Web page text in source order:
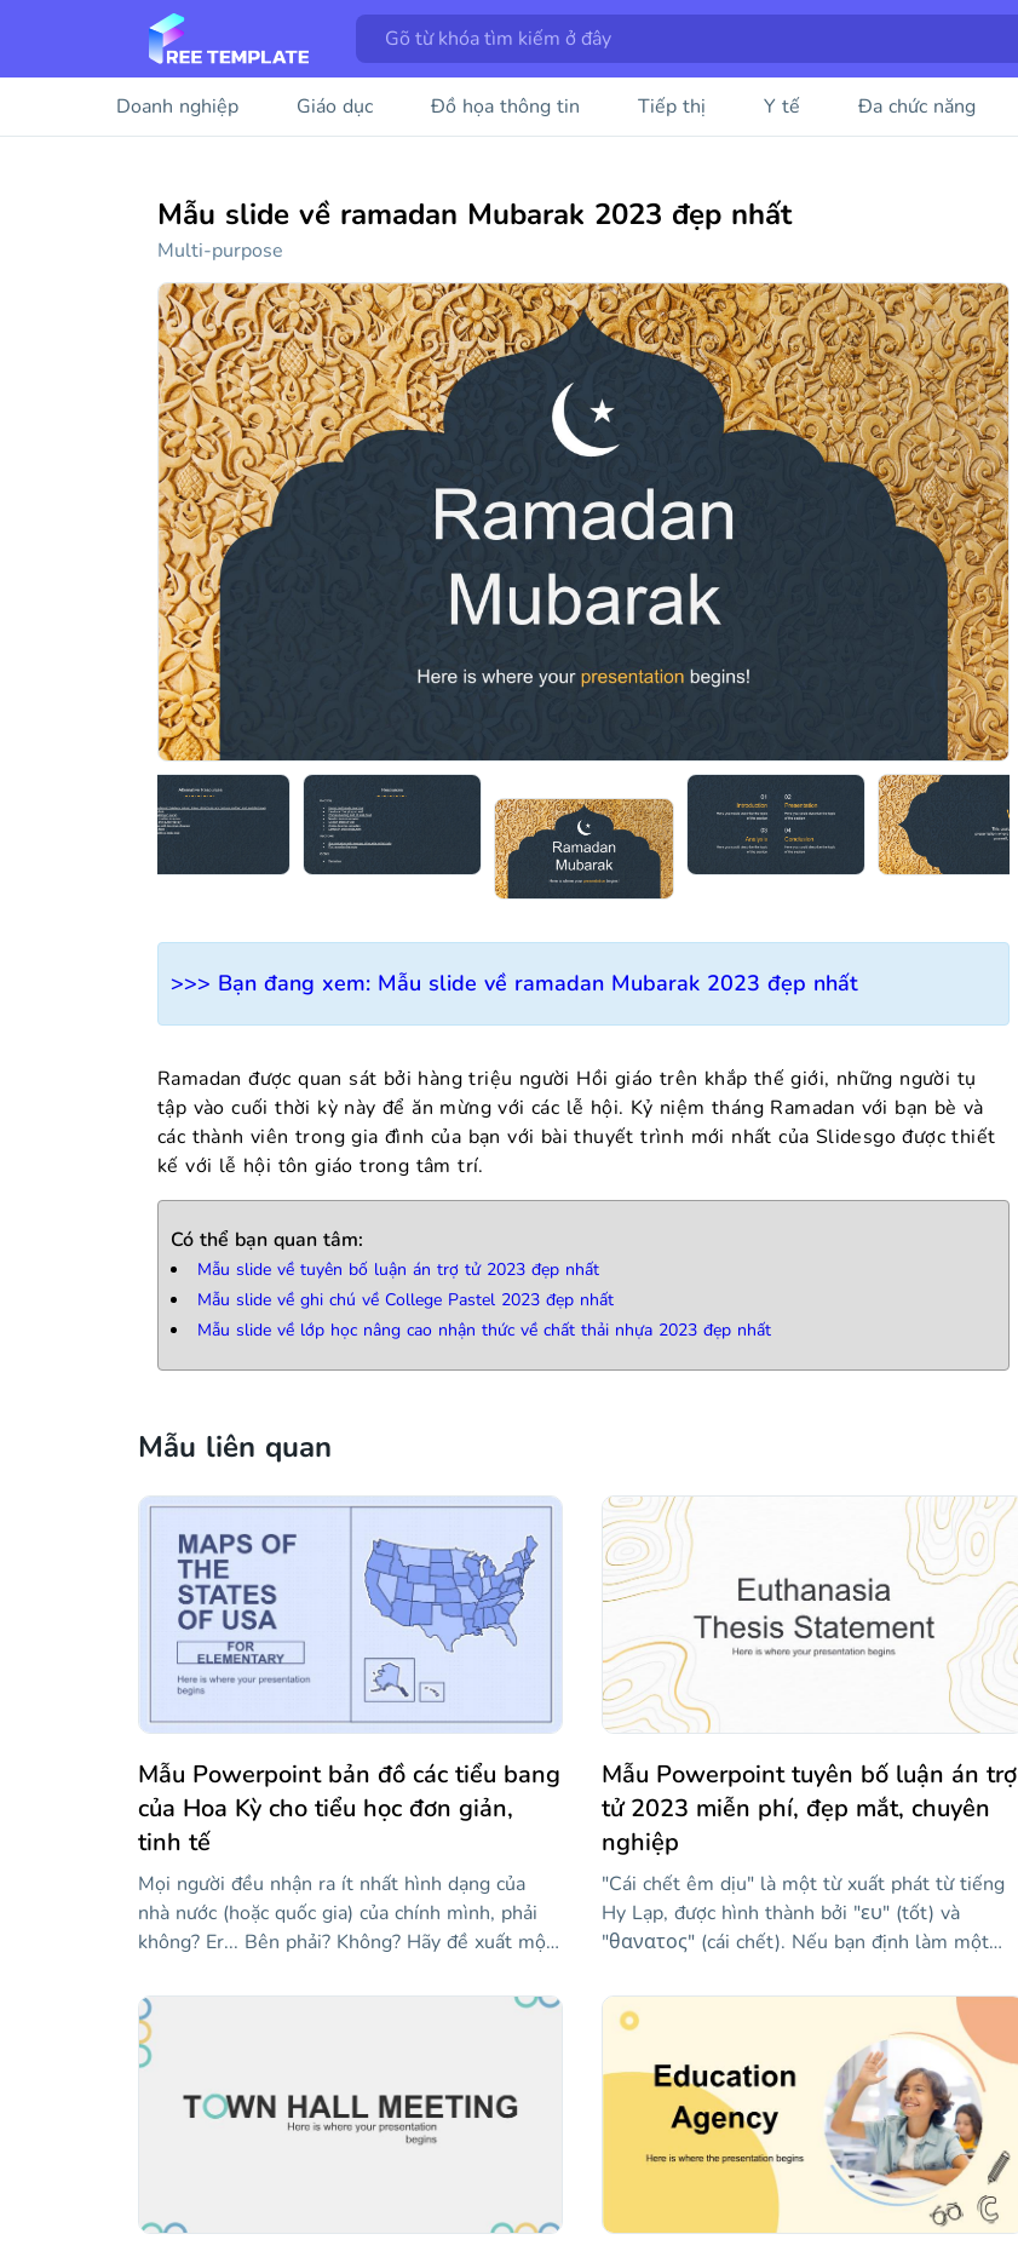
Doanh nghiệp Giáo dục Đồ họa thông tin Tiếp thị Y tế Đa chức năng
Mẫu slide về ramadan Mubarak 2023 đẹp nhất
Multi-purpose
>>> Bạn đang xem: Mẫu slide về ramadan Mubarak 2023 đẹp nhất
Ramadan được quan sát bởi hàng triệu người Hồi giáo trên khắp thế giới, những người tụ
tập vào cuối thời kỳ này để ăn mừng với các lễ hội. Kỷ niệm tháng Ramadan với bạn bè và
các thành viên trong gia đình của bạn với bài thuyết trình mới nhất của Slidesgo được thiết
kế với lễ hội tôn giáo trong tâm trí.
Có thể bạn quan tâm:
Mẫu slide về tuyên bố luận án trợ tử 2023 đẹp nhất
Mẫu slide về ghi chú về College Pastel 2023 đẹp nhất
Mẫu slide về lớp học nâng cao nhận thức về chất thải nhựa 2023 đẹp nhất
Mẫu liên quan
Mẫu Powerpoint bản đồ các tiểu bang
của Hoa Kỳ cho tiểu học đơn giản,
tinh tế
Mọi người đều nhận ra ít nhất hình dạng của
nhà nước (hoặc quốc gia) của chính mình, phải
không? Er... Bên phải? Không? Hãy đề xuất một
muốn được hỗ trợ trực quan một chút khi giảng
dạy tất cả 50 tiểu bang của Hoa Kỳ. Nó có nhiều
bản đồ của các tiểu bang khác nhau! Vì chúng
tôi đã sử dụng tông màu xanh lam, mọi thứ đều
ổn, êm dịu, nhẹ nhàng... Này, hãy thức dậy,
chúng ta đang ở giữa lớp! Nếu bạn thấy một số
đến phần còn lại của chúng!
Mẫu Powerpoint tuyên bố luận án trợ
tử 2023 miễn phí, đẹp mắt, chuyên
nghiệp
"Cái chết êm dịu" là một từ xuất phát từ tiếng
Hy Lạp, được hình thành bởi "ευ" (tốt) và
"θανατος" (cái chết). Nếu bạn định làm một
bảo vệ nó, mẫu này có thể rất hữu ích. Nói về
trợ tử là gì, các kỹ thuật mà nó được quản lý là
gì, ai có thể truy cập nó hoặc tranh cãi mà chủ
đề này tạo ra. Các slide cung cấp một phong
cách trang trọng và được thiết kế để làm cho
thông tin của bạn nổi bật và bảo vệ luận án của